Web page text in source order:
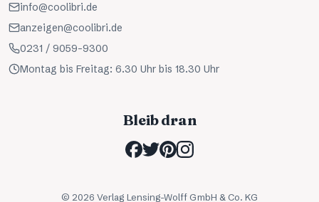
info@coolibri.de
anzeigen@coolibri.de
0231 / 9059-9300
Montag bis Freitag: 6.30 Uhr bis 18.30 Uhr
Bleib dran
© 2026 Verlag Lensing-Wolff GmbH & Co. KG